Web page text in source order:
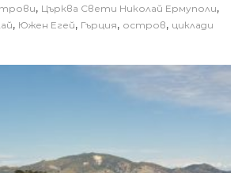
, Църква Свети Николай Ермуполи,
, Южен Егей, Гърция, остров, циклади